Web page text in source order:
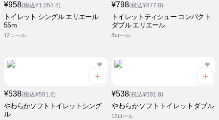
¥958(税込¥1,053.8)
トイレット シングル エリエール
55m
12ロール
¥798(税込¥877.8)
トイレットティシュー コンパクト
ダブル エリエール
8ロール
¥538(税込¥591.8)
やわらかソフトトイレットシング
ル
¥538(税込¥591.8)
やわらかソフトトイレットダブル
12ロール